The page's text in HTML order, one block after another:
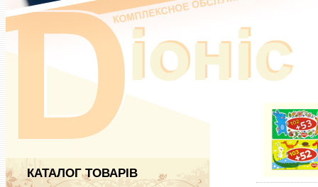
КАТАЛОГ ТОВАРІВ